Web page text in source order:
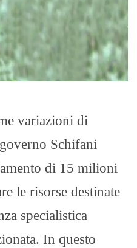
variazioni di
Schifani
di 15 milioni
le risorse destinate
specialistica
In questo